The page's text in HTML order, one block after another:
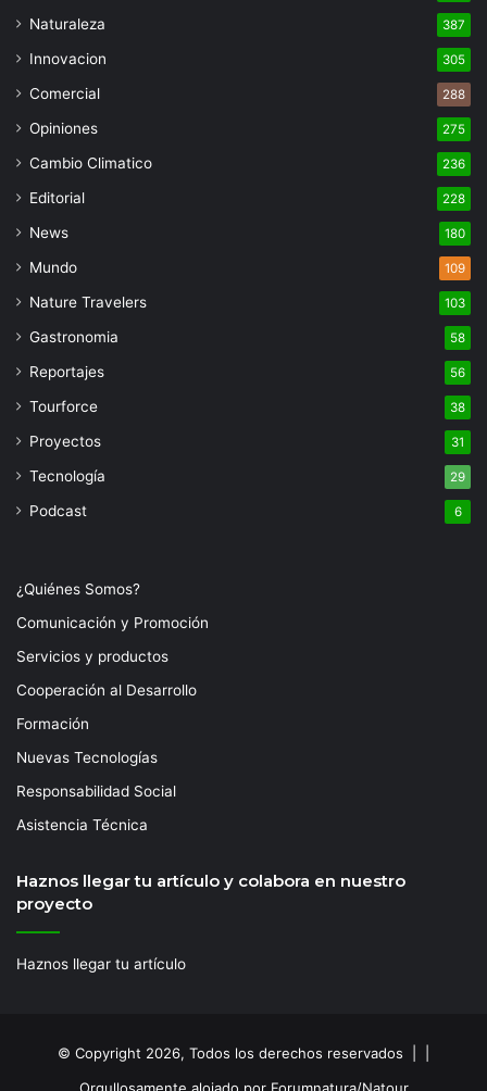
Naturaleza 387
Innovacion 305
Comercial 288
Opiniones 275
Cambio Climatico 236
Editorial 228
News 180
Mundo 109
Nature Travelers 103
Gastronomia 58
Reportajes 56
Tourforce 38
Proyectos 31
Tecnología 29
Podcast 6
¿Quiénes Somos?
Comunicación y Promoción
Servicios y productos
Cooperación al Desarrollo
Formación
Nuevas Tecnologías
Responsabilidad Social
Asistencia Técnica
Haznos llegar tu artículo y colabora en nuestro
proyecto
Haznos llegar tu artículo
© Copyright 2026, Todos los derechos reservados | |